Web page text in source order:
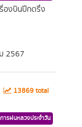
องบินปีกตรึง
2567
13869 total
ารฝนหลวงประจำวัน